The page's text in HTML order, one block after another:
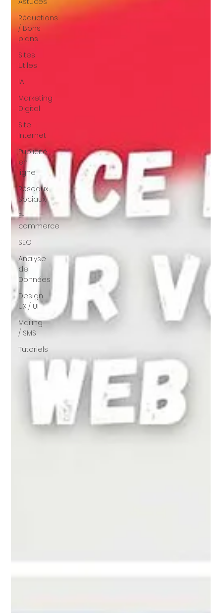
Réductions
/ Bons
plans
Sites
Utiles
IA
Marketing
Digital
Site
Internet
Publicité
en
ligne
Réseaux
Sociaux
E-
commerce
SEO
Analyse
de
Données
Design
UX / UI
Mailing
/ SMS
Tutoriels